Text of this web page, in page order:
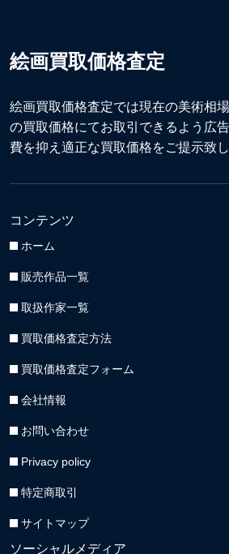
絵画買取価格査定
絵画買取価格査定では現在の美術相
の買取価格にてお取引できるよう広
費を抑え適正な買取価格をご提示致し
コンテンツ
ホーム
販売作品一覧
取扱作家一覧
買取価格査定方法
買取価格査定フォーム
会社情報
お問い合わせ
Privacy policy
特定商取引
サイトマップ
ソーシャルメディア